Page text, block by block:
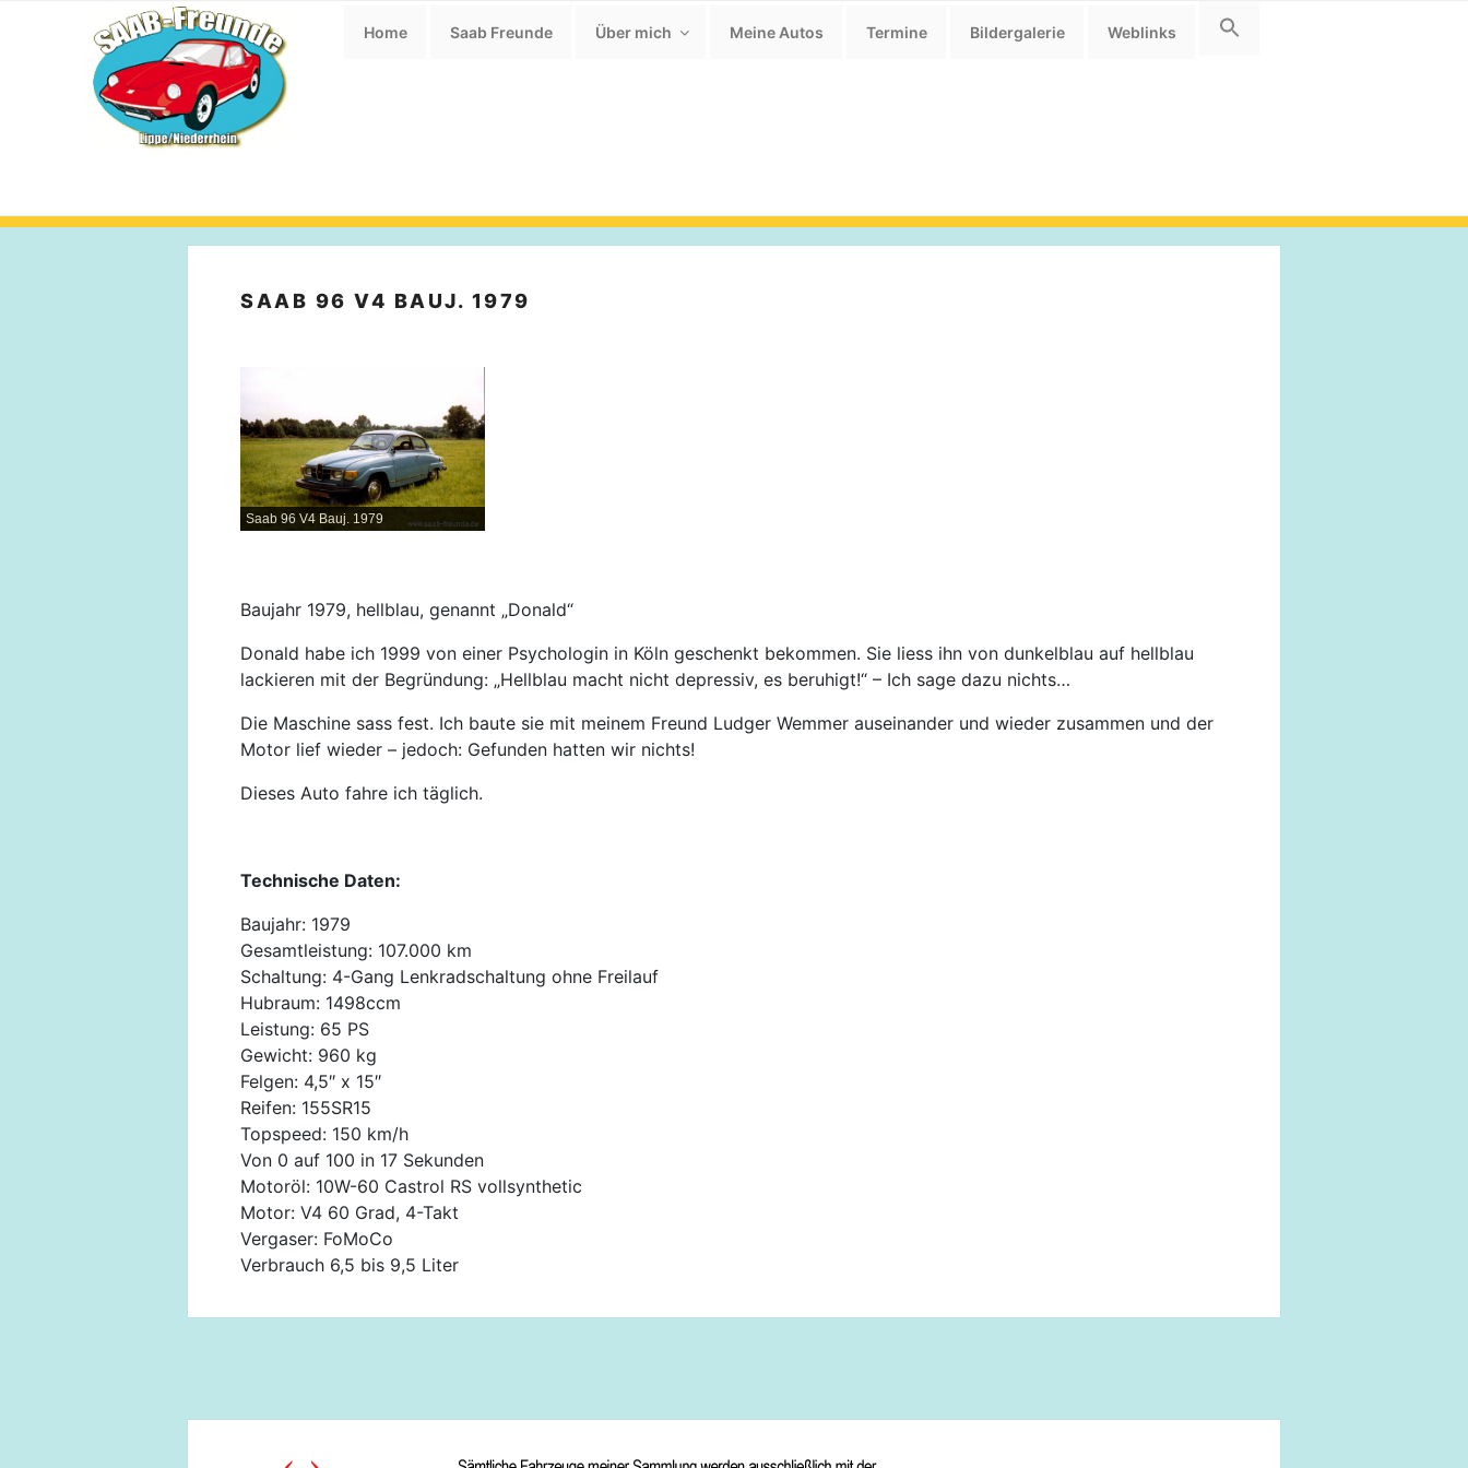
Home Saab Freunde Über mich Meine Autos Termine Bildergalerie Weblinks
SAAB 96 V4 BAUJ. 1979
Saab 96 V4 Bauj. 1979
Baujahr 1979, hellblau, genannt „Donald“
Donald habe ich 1999 von einer Psychologin in Köln geschenkt bekommen. Sie liess ihn von dunkelblau auf hellblau
lackieren mit der Begründung: „Hellblau macht nicht depressiv, es beruhigt!“ – Ich sage dazu nichts…
Die Maschine sass fest. Ich baute sie mit meinem Freund Ludger Wemmer auseinander und wieder zusammen und der
Motor lief wieder – jedoch: Gefunden hatten wir nichts!
Dieses Auto fahre ich täglich.
Technische Daten:
Baujahr: 1979
Gesamtleistung: 107.000 km
Schaltung: 4-Gang Lenkradschaltung ohne Freilauf
Hubraum: 1498ccm
Leistung: 65 PS
Gewicht: 960 kg
Felgen: 4,5″ x 15″
Reifen: 155SR15
Topspeed: 150 km/h
Von 0 auf 100 in 17 Sekunden
Motoröl: 10W-60 Castrol RS vollsynthetic
Motor: V4 60 Grad, 4-Takt
Vergaser: FoMoCo
Verbrauch 6,5 bis 9,5 Liter